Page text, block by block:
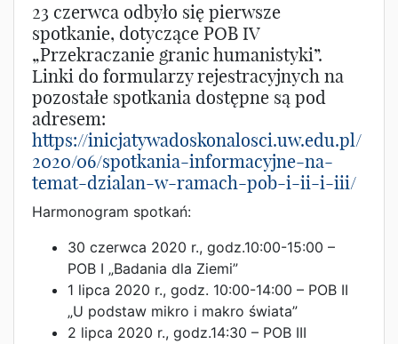
23 czerwca odbyło się pierwsze
spotkanie, dotyczące POB IV
„Przekraczanie granic humanistyki”.
Linki do formularzy rejestracyjnych na
pozostałe spotkania dostępne są pod
adresem:
https://inicjatywadoskonalosci.uw.edu.pl/
2020/06/spotkania-informacyjne-na-
temat-dzialan-w-ramach-pob-i-ii-i-iii/
Harmonogram spotkań:
30 czerwca 2020 r., godz.10:00-15:00 –
POB I „Badania dla Ziemi”
1 lipca 2020 r., godz. 10:00-14:00 – POB II
„U podstaw mikro i makro świata”
2 lipca 2020 r., godz.14:30 – POB III